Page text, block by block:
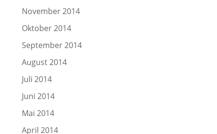
November 2014
Oktober 2014
September 2014
August 2014
Juli 2014
Juni 2014
Mai 2014
April 2014